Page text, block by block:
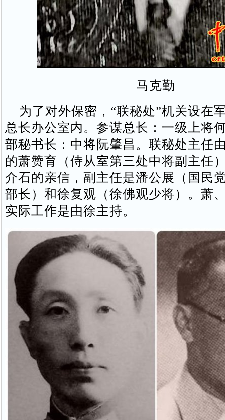
马克勤
为了对外保密，“联秘处”机关设在
总长办公室内。参谋总长：一级上将
部秘书长：中将阮肇昌。联秘处主任
的萧赞育（侍从室第三处中将副主任
介石的亲信，副主任是潘公展（国民
部长）和徐复观（徐佛观少将）。萧
实际工作是由徐主持。